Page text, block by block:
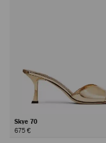
Skye 70
675 €